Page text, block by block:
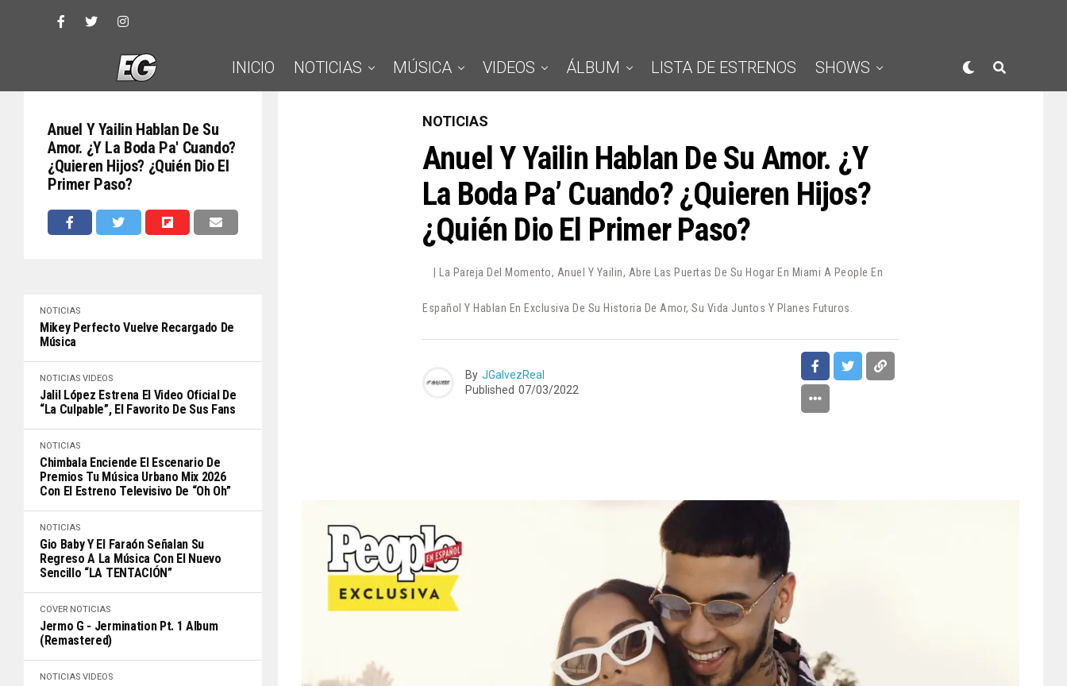
INICIO NOTICIAS MÚSICA VIDEOS ÁLBUM LISTA DE ESTRENOS SHOWS
Anuel Y Yailin Hablan De Su
Amor. ¿Y La Boda Pa' Cuando?
¿Quieren Hijos? ¿Quién Dio El
Primer Paso?
NOTICIAS
Mikey Perfecto Vuelve Recargado De
Música
NOTICIAS VIDEOS
Jalil López Estrena El Video Oficial De
“La Culpable”, El Favorito De Sus Fans
NOTICIAS
Chimbala Enciende El Escenario De
Premios Tu Música Urbano Mix 2026
Con El Estreno Televisivo De “Oh Oh”
NOTICIAS
Gio Baby Y El Faraón Señalan Su
Regreso A La Música Con El Nuevo
Sencillo “LA TENTACIÓN”
COVER NOTICIAS
Jermo G - Jermination Pt. 1 Album
(Remastered)
NOTICIAS VIDEOS
NOTICIAS
Anuel Y Yailin Hablan De Su Amor. ¿Y
La Boda Pa’ Cuando? ¿Quieren Hijos?
¿Quién Dio El Primer Paso?
| La Pareja Del Momento, Anuel Y Yailin, Abre Las Puertas De Su Hogar En Miami A People En
Español Y Hablan En Exclusiva De Su Historia De Amor, Su Vida Juntos Y Planes Futuros.
By JGalvezReal
Published 07/03/2022